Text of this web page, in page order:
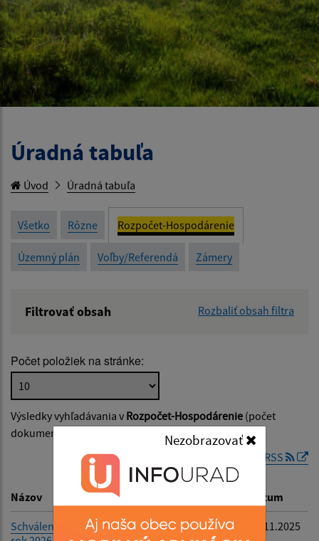
Nezobrazovať
Úradná tabuľa
Úvod Úradná tabuľa
Všetko Rôzne Rozpočet-Hospodárenie
Územný plán Voľby/Referendá Zámery
Filtrovať obsah Rozbaliť obsah filtra
Popis:
Dátum zverejnenia od:
Dátum zverejnenia do:
Počet položiek na stránke:
Výsledky vyhľadávania v Rozpočet-Hospodárenie (počet
dokumentov vyhovujúcich zadaným kritériám: 2)
RSS
Názov Dátum
Schválený rozpočet na
- 20.11.2025